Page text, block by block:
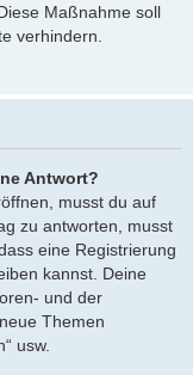
Maßnahme soll
verhindern.
Antwort?
musst du auf
zu antworten, musst
eine Registrierung
kannst. Deine
und der
Themen
usw.